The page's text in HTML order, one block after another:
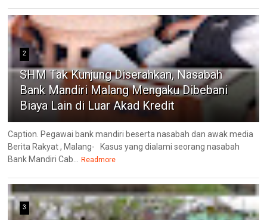
2
SHM Tak Kunjung Diserahkan, Nasabah
Bank Mandiri Malang Mengaku Dibebani
Biaya Lain di Luar Akad Kredit
Caption. Pegawai bank mandiri beserta nasabah dan awak media
Berita Rakyat , Malang- ‎Kasus yang dialami seorang nasabah
Bank Mandiri Cab...
Readmore
3